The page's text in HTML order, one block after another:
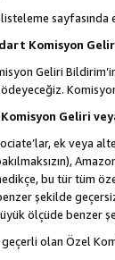
Komisyon
Geliri
ödeyeceğiz.
Geliri
ek veya
bu tür tüm
şekilde
ölçüde benzer
geçerli olan Özel